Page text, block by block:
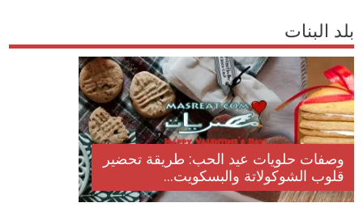
بلد البنات
وصفات حلويات عيد الحب: طريقة تحضير
قلوب الشوكولاتة والبسكويت...